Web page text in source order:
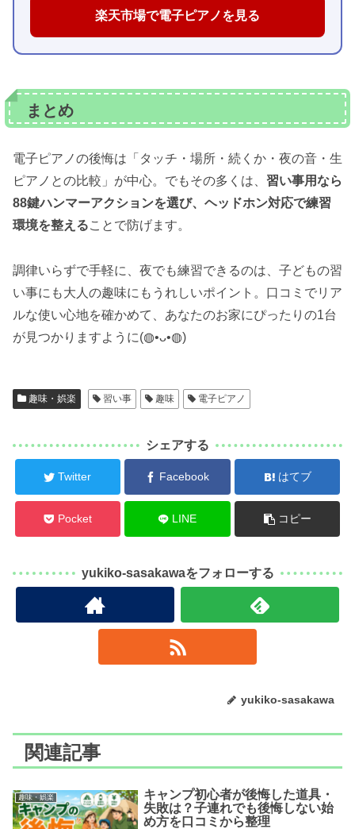
楽天市場で電子ピアノを見る
まとめ
電子ピアノの後悔は「タッチ・場所・続くか・夜の音・生
ピアノとの比較」が中心。でもその多くは、 習い事用なら
88鍵ハンマーアクションを選び、ヘッドホン対応で練習
環境を整えることで防げます。
調律いらずで手軽に、夜でも練習できるのは、子どもの習
い事にも大人の趣味にもうれしいポイント。口コミでリア
ルな使い心地を確かめて、あなたのお家にぴったりの1台
が見つかりますように(◍•ᴗ•◍)
趣味・娯楽 習い事 趣味 電子ピアノ
シェアする
Twitter Facebook はてブ
Pocket LINE コピー
yukiko-sasakawaをフォローする
yukiko-sasakawa
関連記事
趣味・娯楽
キャンプ初心者が後悔した道具・
失敗は？子連れでも後悔しない始
め方を口コミから整理